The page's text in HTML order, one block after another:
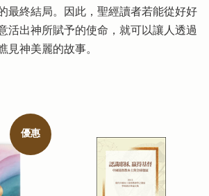
最終結局。因此，聖經讀者若能從好好
活出神所賦予的使命，就可以讓人透過
見神美麗的故事。
優惠